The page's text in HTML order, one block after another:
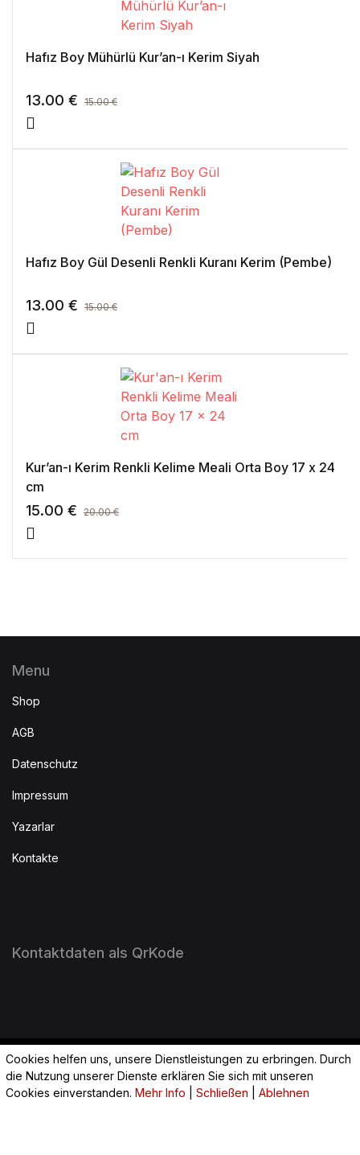
Hafız Boy Mühürlü Kur’an-ı Kerim Siyah
13.00 € 15.00€
Hafız Boy Gül Desenli Renkli Kuranı Kerim (Pembe)
13.00 € 15.00€
Kur’an-ı Kerim Renkli Kelime Meali Orta Boy 17 x 24
cm
15.00 € 20.00€
Menu
Shop
AGB
Datenschutz
Impressum
Yazarlar
Kontakte
Kontaktdaten als QrKode
2023 Huzur Wiesbaden. All Rights Reserved.
Cookies helfen uns, unsere Dienstleistungen zu erbringen. Durch
die Nutzung unserer Dienste erklären Sie sich mit unseren
Cookies einverstanden. Mehr Info Schließen Ablehnen